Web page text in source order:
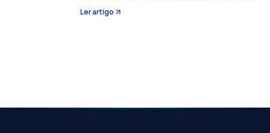
funciona de fato essa parte da matemática.
Isso também resulta nos valores dos jogos
Ler artigo